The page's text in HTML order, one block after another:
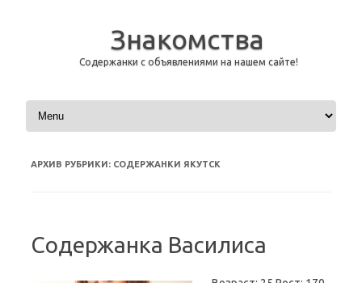
Знакомства
Содержанки с объявлениями на нашем сайте!
Перейти к содержимому
АРХИВ РУБРИКИ: СОДЕРЖАНКИ ЯКУТСК
Содержанка Василиса